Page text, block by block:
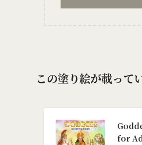
この塗り絵が載って
for